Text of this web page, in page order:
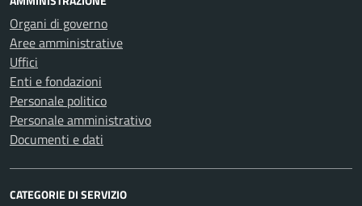
Organi di governo
Aree amministrative
Uffici
Enti e fondazioni
Personale politico
Personale amministrativo
Documenti e dati
CATEGORIE DI SERVIZIO